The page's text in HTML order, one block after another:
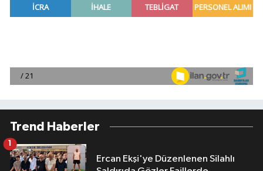
Trend Haberler
Ercan Ekşi'ye Düzenlenen Silahlı
1